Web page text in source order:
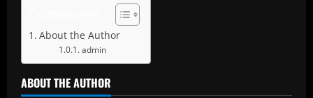
About the Author
admin
ABOUT THE AUTHOR